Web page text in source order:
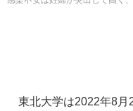
東北大学は2022年8月